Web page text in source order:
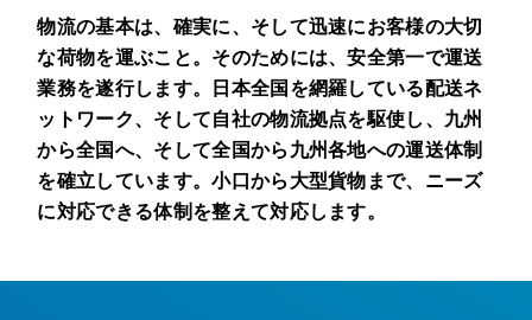
物流の基本は、確実に、そして迅速にお客様の大切
な荷物を運ぶこと。そのためには、安全第一で運送
業務を遂行します。日本全国を網羅している配送ネ
ットワーク、そして自社の物流拠点を駆使し、九州
から全国へ、そして全国から九州各地への運送体制
を確立しています。小口から大型貨物まで、ニーズ
に対応できる体制を整えて対応します。